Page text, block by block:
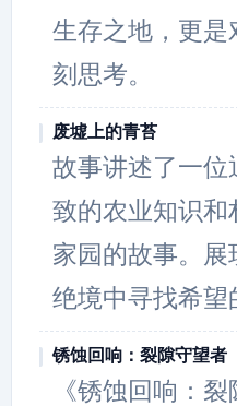
生存之地，更
刻思考。
废墟上的青苔
故事讲述了一
致的农业知识
家园的故事。
绝境中寻找希望
锈蚀回响：裂隙守望者
《锈蚀回响：